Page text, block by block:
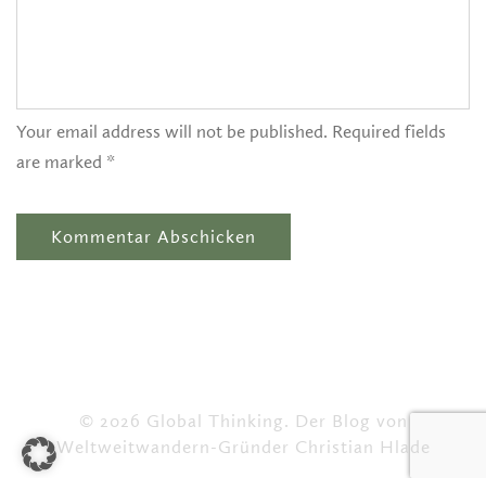
Your email address will not be published. Required fields
are marked *
© 2026 Global Thinking. Der Blog von
Weltweitwandern-Gründer Christian Hlade